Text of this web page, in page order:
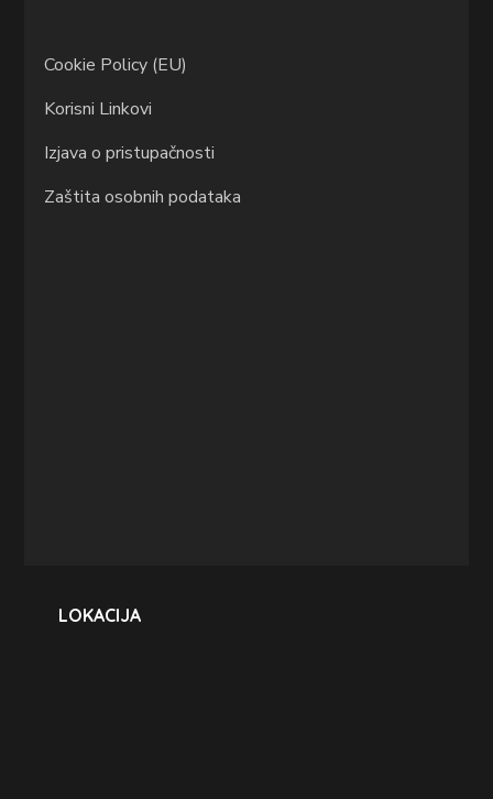
Cookie Policy (EU)
Korisni Linkovi
Izjava o pristupačnosti
Zaštita osobnih podataka
LOKACIJA